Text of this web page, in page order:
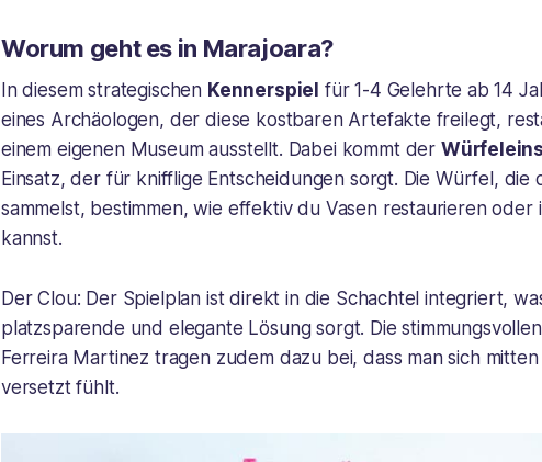
Worum geht es in Marajoara?
In diesem strategischen Kennerspiel für 1-4 Gelehrte ab 14
eines Archäologen, der diese kostbaren Artefakte freilegt,
einem eigenen Museum ausstellt. Dabei kommt der
Einsatz, der für knifflige Entscheidungen sorgt. Die Würfel, die
sammelst, bestimmen, wie effektiv du Vasen restaurieren oder
kannst.
Der Clou: Der Spielplan ist direkt in die Schachtel integriert,
platzsparende und elegante Lösung sorgt. Die
Ferreira Martinez tragen zudem dazu bei, dass man sich
versetzt fühlt.